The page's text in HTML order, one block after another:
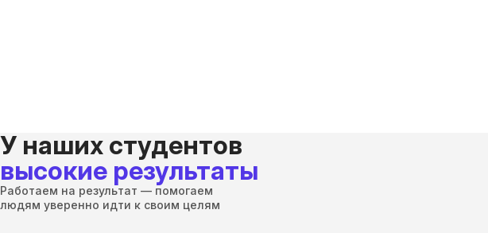
У наших студентов
высокие результаты
Работаем на результат — помогаем
людям уверенно идти к своим целям